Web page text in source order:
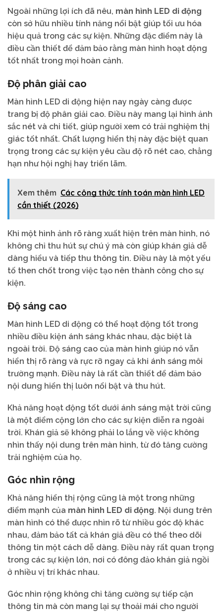
Ngoài những lợi ích đã nêu, màn hình LED di động
còn sở hữu nhiều tính năng nổi bật giúp tối ưu hóa
hiệu quả trong các sự kiện. Những đặc điểm này là
điều cần thiết để đảm bảo rằng màn hình hoạt động
tốt nhất trong mọi hoàn cảnh.
Độ phân giải cao
Màn hình LED di động hiện nay ngày càng được
trang bị độ phân giải cao. Điều này mang lại hình ảnh
sắc nét và chi tiết, giúp người xem có trải nghiệm thị
giác tốt nhất. Chất lượng hiển thị này đặc biệt quan
trọng trong các sự kiện yêu cầu độ rõ nét cao, chẳng
hạn như hội nghị hay triển lãm.
Xem thêm Các công thức tính toán màn hình LED
cần thiết (2026)
Khi một hình ảnh rõ ràng xuất hiện trên màn hình, nó
không chỉ thu hút sự chú ý mà còn giúp khán giả dễ
dàng hiểu và tiếp thu thông tin. Điều này là một yếu
tố then chốt trong việc tạo nên thành công cho sự
kiện.
Độ sáng cao
Màn hình LED di động có thể hoạt động tốt trong
nhiều điều kiện ánh sáng khác nhau, đặc biệt là
ngoài trời. Độ sáng cao của màn hình giúp nó vẫn
hiển thị rõ ràng và rực rỡ ngay cả khi ánh sáng môi
trường mạnh. Điều này là rất cần thiết để đảm bảo
nội dung hiển thị luôn nổi bật và thu hút.
Khả năng hoạt động tốt dưới ánh sáng mặt trời cũng
là một điểm cộng lớn cho các sự kiện diễn ra ngoài
trời. Khán giả sẽ không phải lo lắng về việc không
nhìn thấy nội dung trên màn hình, từ đó tăng cường
trải nghiệm của họ.
Góc nhìn rộng
Khả năng hiển thị rộng cũng là một trong những
điểm mạnh của màn hình LED di động. Nội dung trên
màn hình có thể được nhìn rõ từ nhiều góc độ khác
nhau, đảm bảo tất cả khán giả đều có thể theo dõi
thông tin một cách dễ dàng. Điều này rất quan trọng
trong các sự kiện lớn, nơi có đông đảo khán giả ngồi
ở nhiều vị trí khác nhau.
Góc nhìn rộng không chỉ tăng cường sự tiếp cận
thông tin mà còn mang lại sự thoải mái cho người